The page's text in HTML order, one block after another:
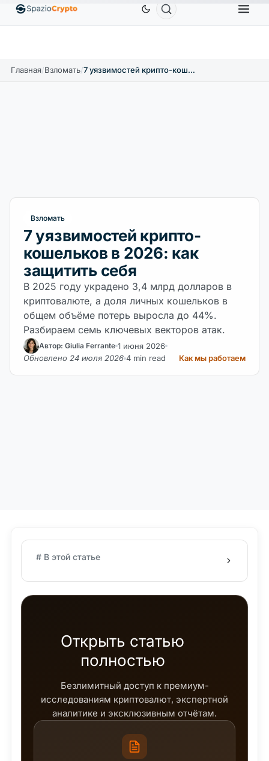
EthereumETH1 880,58 $ TetherUSDT BNB
Главная/Bзломать/ 7 уязвимостей крипто-кошельков в 2026: как защитить себя
Bзломать
7 уязвимостей крипто-
кошельков в 2026: как
защитить себя
В 2025 году украдено 3,4 млрд долларов в
криптовалюте, а доля личных кошельков в
общем объёме потерь выросла до 44%.
Разбираем семь ключевых векторов атак.
Автор: Giulia Ferrante 1 июня 2026
Обновлено 24 июля 2026 4 min read Как мы работаем
# В этой статье
Открыть статью
полностью
Безлимитный доступ к премиум-
исследованиям криптовалют, экспертной
аналитике и эксклюзивным отчётам.